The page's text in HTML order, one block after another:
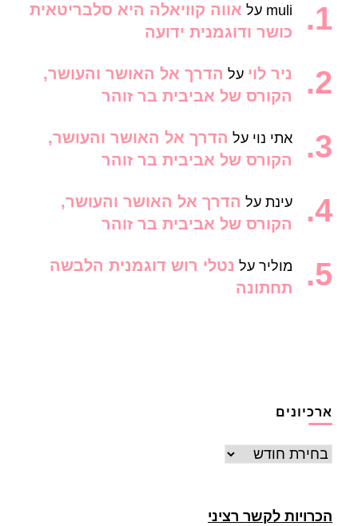
muli על אווה קוויאלה היא סלבריטאית
כושר ודוגמנית ידועה
ניר לוי על הדרך אל האושר והעושר,
הקורס של אביבית בר זוהר
אתי נוי על הדרך אל האושר והעושר,
הקורס של אביבית בר זוהר
עינת על הדרך אל האושר והעושר,
הקורס של אביבית בר זוהר
מוליר על נטלי רוש דוגמנית הלבשה
תחתונה
ארכיונים
ארכיונים
הכרויות לקשר רציני